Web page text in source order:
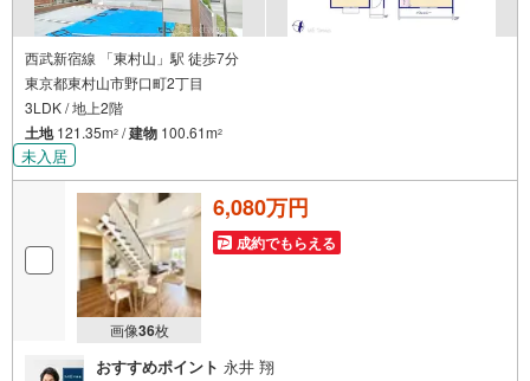
西武新宿線 「東村山」駅 徒歩7分
東京都東村山市野口町2丁目
3LDK / 地上2階
土地121.35m2 /建物 100.61m2
未入居
画像36枚
6,080万円
成約でもらえる
おすすめポイント 永井 翔